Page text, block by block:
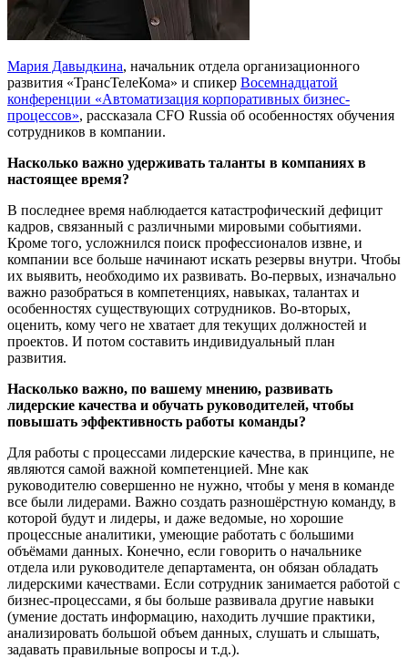
Мария Давыдкина, начальник отдела организационного
развития «ТрансТелеКома» и спикер Восемнадцатой
конференции «Автоматизация корпоративных бизнес-
процессов», рассказала CFO Russia об особенностях обучения
сотрудников в компании.
Насколько важно удерживать таланты в компаниях в
настоящее время?
В последнее время наблюдается катастрофический дефицит
кадров, связанный с различными мировыми событиями.
Кроме того, усложнился поиск профессионалов извне, и
компании все больше начинают искать резервы внутри. Чтобы
их выявить, необходимо их развивать. Во-первых, изначально
важно разобраться в компетенциях, навыках, талантах и
особенностях существующих сотрудников. Во-вторых,
оценить, кому чего не хватает для текущих должностей и
проектов. И потом составить индивидуальный план
развития.
Насколько важно, по вашему мнению, развивать
лидерские качества и обучать руководителей, чтобы
повышать эффективность работы команды?
Для работы с процессами лидерские качества, в принципе, не
являются самой важной компетенцией. Мне как
руководителю совершенно не нужно, чтобы у меня в команде
все были лидерами. Важно создать разношёрстную команду, в
которой будут и лидеры, и даже ведомые, но хорошие
процессные аналитики, умеющие работать с большими
объёмами данных. Конечно, если говорить о начальнике
отдела или руководителе департамента, он обязан обладать
лидерскими качествами. Если сотрудник занимается работой с
бизнес-процессами, я бы больше развивала другие навыки
(умение достать информацию, находить лучшие практики,
анализировать большой объем данных, слушать и слышать,
задавать правильные вопросы и т.д.).